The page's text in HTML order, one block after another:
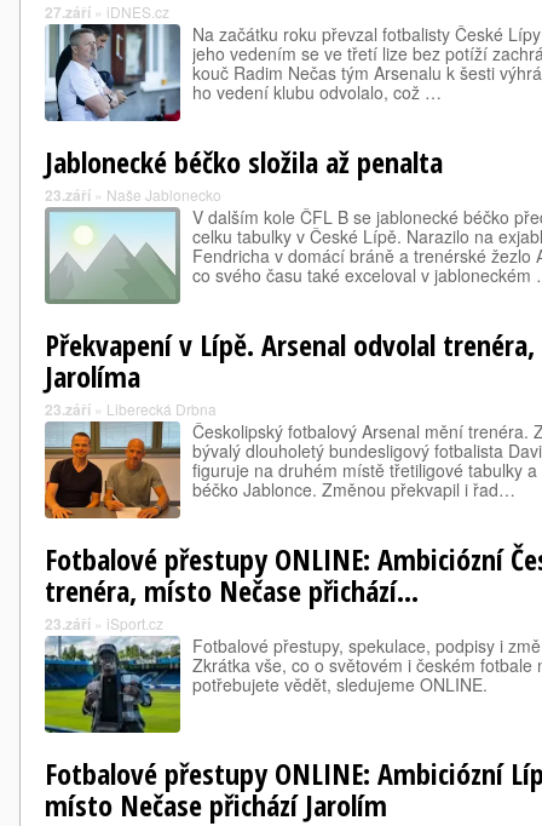
27.září » iDNES.cz
Na začátku roku převzal fotbalisty České
jeho vedením se ve třetí lize bez potíží
kouč Radim Nečas tým Arsenalu k šesti
ho vedení klubu odvolalo, což …
Jablonecké béčko složila až penalta
23.září » Naše Jablonecko
V dalším kole ČFL B se jablonecké béčko
celku tabulky v České Lípě. Narazilo na
Fendricha v domácí bráně a trenérské žezlo
co svého času také exceloval v
Překvapení v Lípě. Arsenal odvolal
Jarolíma
23.září » Liberecká Drbna
Českolipský fotbalový Arsenal mění trenéra.
bývalý dlouholetý bundesligový fotbalista
figuruje na druhém místě třetiligové tabulky
béčko Jablonce. Změnou překvapil i řad…
Fotbalové přestupy ONLINE: Ambiciózní
trenéra, místo Nečase přichází...
23.září » iSport.cz
Fotbalové přestupy, spekulace, podpisy i
Zkrátka vše, co o světovém i českém fotbale
potřebujete vědět, sledujeme ONLINE.
Fotbalové přestupy ONLINE: Ambiciózní
místo Nečase přichází Jarolím